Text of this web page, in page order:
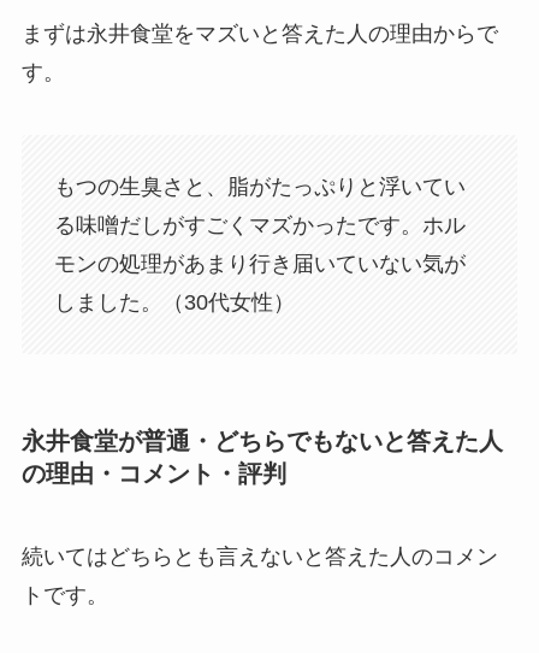
まずは永井食堂をマズいと答えた人の理由からで
す。
もつの生臭さと、脂がたっぷりと浮いてい
る味噌だしがすごくマズかったです。ホル
モンの処理があまり行き届いていない気が
しました。（30代女性）
永井食堂が普通・どちらでもないと答えた人
の理由・コメント・評判
続いてはどちらとも言えないと答えた人のコメン
トです。